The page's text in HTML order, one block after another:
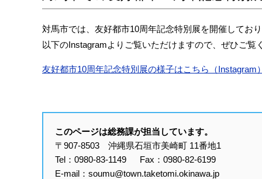
対馬市では、友好都市10周年記念特別展を開催しており
以下のInstagramよりご覧いただけますので、ぜひご覧
友好都市10周年記念特別展の様子はこちら（Instagram）
このページは総務課が担当しています。
〒907-8503 沖縄県石垣市美崎町 11番地1
Tel：0980-83-1149 Fax：0980-82-6199
E-mail：soumu@town.taketomi.okinawa.jp